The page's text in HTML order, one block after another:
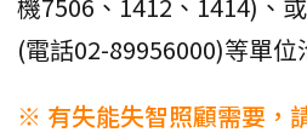
(電話02-89956000)等單位
※ 有失能失智照顧需要，